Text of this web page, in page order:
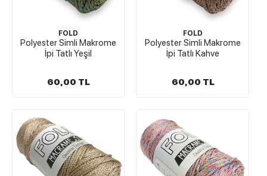
FOLD
Polyester Simli Makrome
İpi Tatlı Yeşil
60,00 TL
FOLD
Polyester Simli Makrome
İpi Tatlı Kahve
60,00 TL